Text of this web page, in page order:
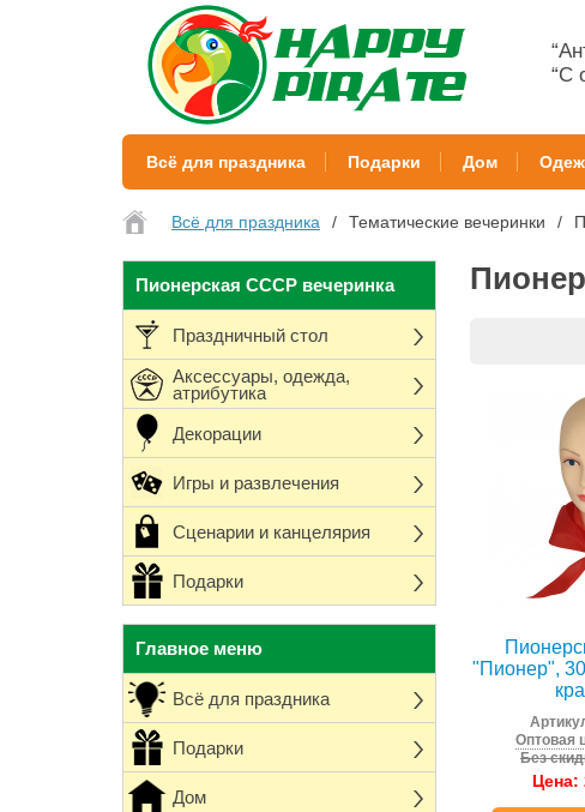
“С
Всё для праздника Подарки Дом
Всё для праздника Тематические вечеринки
Пионерская СССР вечеринка
Праздничный стол
Аксессуары, одежда,
атрибутика
Декорации
Игры и развлечения
Сценарии и канцелярия
Подарки
Главное меню
Всё для праздника
Подарки
Дом
"Пионер",
Оптовая
Без
Цена: